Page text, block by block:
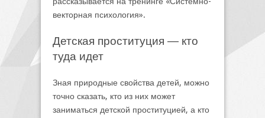
векторная психология».
Детская проституция ― кто
туда идет
Зная природные свойства детей, можно
точно сказать, кто из них может
заниматься детской проституцией, а кто